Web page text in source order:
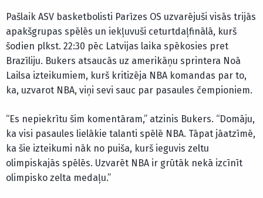
Pašlaik ASV basketbolisti Parīzes OS uzvarējuši visās trijās
apakšgrupas spēlēs un iekļuvuši ceturtdaļfinālā, kurš
šodien plkst. 22:30 pēc Latvijas laika spēkosies pret
Brazīliju. Bukers atsaucās uz amerikāņu sprintera Noā
Lailsa izteikumiem, kurš kritizēja NBA komandas par to,
ka, uzvarot NBA, viņi sevi sauc par pasaules čempioniem.
“Es nepiekrītu šim komentāram,” atzinis Bukers. “Domāju,
ka visi pasaules lielākie talanti spēlē NBA. Tāpat jāatzīmē,
ka šie izteikumi nāk no puiša, kurš ieguvis zeltu
olimpiskajās spēlēs. Uzvarēt NBA ir grūtāk nekā izcīnīt
olimpisko zelta medaļu.”